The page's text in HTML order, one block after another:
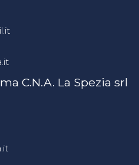
C.N.A. La Spezia srl